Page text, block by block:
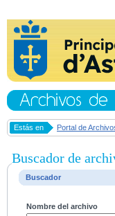
Estás en Portal de
Buscador de
Buscador
Nombre del archivo